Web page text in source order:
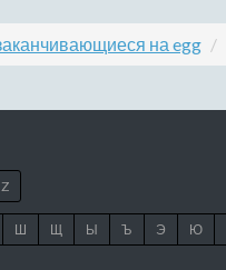
на egg
Z
Ш Щ Ы Ъ Э Ю